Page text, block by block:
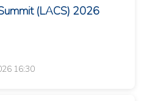
(LACS) 2026
16:30